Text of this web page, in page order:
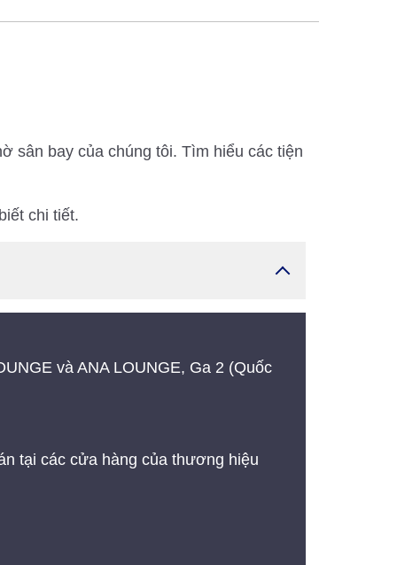
sân bay của chúng tôi. Tìm hiểu các tiện
chi tiết.
và ANA LOUNGE, Ga 2 (Quốc
tại các cửa hàng của thương hiệu